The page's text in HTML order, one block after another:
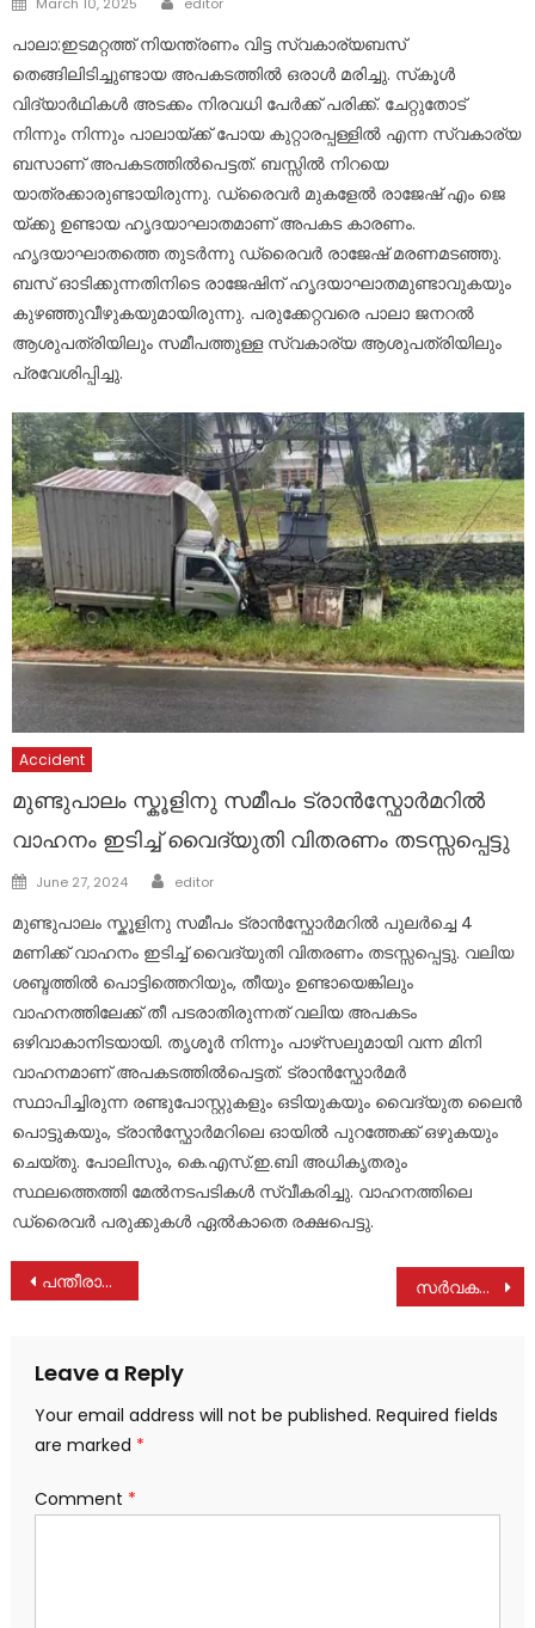
പാലാ:ഇടമറ്റത്ത് നിയന്ത്രണം വിട്ട സ്വകാര്യബസ്
തെങ്ങിലിടിച്ചുണ്ടായ അപകടത്തില്‍ ഒരാൾ മരിച്ചു. സ്‌കൂള്‍
വിദ്യാര്‍ഥികള്‍ അടക്കം നിരവധി പേര്‍ക്ക് പരിക്ക്. ചേറ്റുതോട്
നിന്നും നിന്നും പാലായ്ക്ക് പോയ കുറ്റാരപ്പള്ളില്‍ എന്ന സ്വകാര്യ
ബസാണ് അപകടത്തില്‍പെട്ടത്. ബസ്സില്‍ നിറയെ
യാത്രക്കാരുണ്ടായിരുന്നു. ഡ്രൈവർ മുകളേൽ രാജേഷ് എം ജെ
യ്ക്കു ഉണ്ടായ ഹൃദയാഘാതമാണ് അപകട കാരണം.
ഹൃദയാഘാതത്തെ തുടർന്നു ഡ്രൈവർ രാജേഷ് മരണമടഞ്ഞു.
ബസ് ഓടിക്കുന്നതിനിടെ രാജേഷിന് ഹൃദയാഘാതമുണ്ടാവുകയും
കുഴഞ്ഞുവീഴുകയുമായിരുന്നു. പരുക്കേറ്റവരെ പാലാ ജനറൽ
ആശുപത്രിയിലും സമീപത്തുള്ള സ്വകാര്യ ആശുപത്രിയിലും
പ്രവേശിപ്പിച്ചു.
Accident
മുണ്ടുപാലം സ്കൂളിനു സമീപം ട്രാൻസ്ഫോർമറിൽ
വാഹനം ഇടിച്ച് വൈദ്യുതി വിതരണം തടസ്സപ്പെട്ടു
Posted
June 27, 2024 Author
editor
മുണ്ടുപാലം സ്കൂളിനു സമീപം ട്രാൻസ്ഫോർമറിൽ പുലർച്ചെ 4
മണിക്ക് വാഹനം ഇടിച്ച് വൈദ്യുതി വിതരണം തടസ്സപ്പെട്ടു. വലിയ
ശബ്ദത്തിൽ പൊട്ടിത്തെറിയും, തീയും ഉണ്ടായെങ്കിലും
വാഹനത്തിലേക്ക് തീ പടരാതിരുന്നത് വലിയ അപകടം
ഒഴിവാകാനിടയായി. തൃശൂർ നിന്നും പാഴ്‌സലുമായി വന്ന മിനി
വാഹനമാണ് അപകടത്തിൽപെട്ടത്. ട്രാൻസ്ഫോർമർ
സ്ഥാപിച്ചിരുന്ന രണ്ടുപോസ്റ്റുകളും ഒടിയുകയും വൈദ്യുത ലൈൻ
പൊട്ടുകയും, ട്രാൻസ്ഫോർമറിലെ ഓയിൽ പുറത്തേക്ക് ഒഴുകയും
ചെയ്തു. പോലിസും, കെ.എസ്.ഇ.ബി അധികൃതരും
സ്ഥലത്തെത്തി മേൽനടപടികൾ സ്വീകരിച്ചു. വാഹനത്തിലെ
ഡ്രൈവർ പരുക്കുകൾ ഏൽകാതെ രക്ഷപെട്ടു.
Post
പന്തീരാങ്കാവ് കേസ് ഒത്തുതീർ‌പ്പാക്കാൻ നീക്കം; പരാതിയില്ലെന്ന് യുവതി സത്യവാങ്മൂലം നൽകി സർവകലാശാലകൾക്ക് വർഷത്തിൽ 2 തവണ പ്രവേശനം: നിർണായക നീക്കവുമായി യുജിസി
Leave a Reply
Your email address will not be published. Required fields
are marked *
Comment *